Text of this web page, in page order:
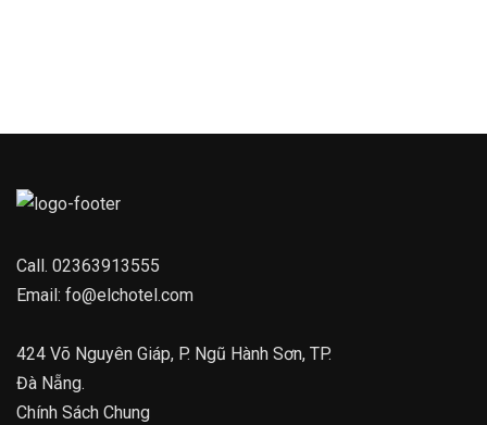
Call. 02363913555
Email: fo@elchotel.com
424 Võ Nguyên Giáp, P. Ngũ Hành Sơn, TP.
Đà Nẵng.
Chính Sách Chung